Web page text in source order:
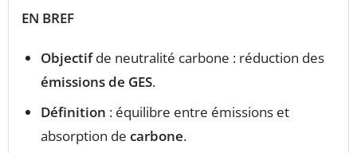
EN BREF
Objectifde neutralité carbone : réduction des
émissions de GES.
Définition : équilibre entre émissions et
absorption de carbone.